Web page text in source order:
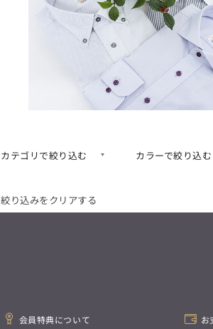
カテゴリで絞り込む カラーで絞り込む
絞り込みをクリアする
会員特典について
お